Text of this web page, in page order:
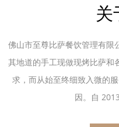
关
佛山市至尊比萨餐饮管理有限
其地道的手工现做现烤比萨和
求，而从始至终细致入微的
因。自